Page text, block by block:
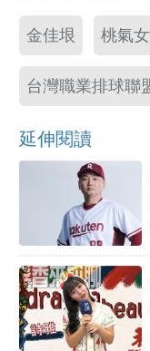
金佳垠 桃氣
台灣職業排球聯
延伸閱讀